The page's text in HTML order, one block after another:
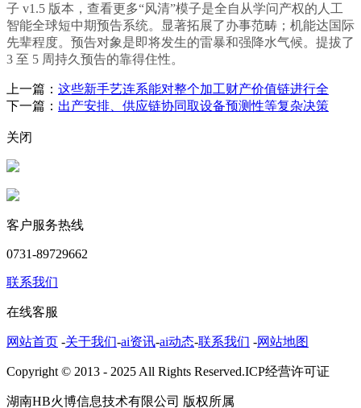
子 v1.5 版本，查看更多“风清”模子是全自从学问产权的人工
智能全球短中期预告系统。显著拓展了办事范畴；机能达国际
先辈程度。预告对象是即将发生的雷暴和强降水气候。提拔了
3 至 5 周持久预告的靠得住性。
上一篇： 这些新手艺连系能对整个加工财产价值链进行全
下一篇： 出产安排、供应链协同取设备预测性等复杂决策
关闭
客户服务热线
0731-89729662
联系我们
在线客服
网站首页 -关于我们-ai资讯-ai动态-联系我们 -网站地图
Copyright © 2013 - 2025 All Rights Reserved.ICP经营许可证
湖南HB火博信息技术有限公司 版权所属